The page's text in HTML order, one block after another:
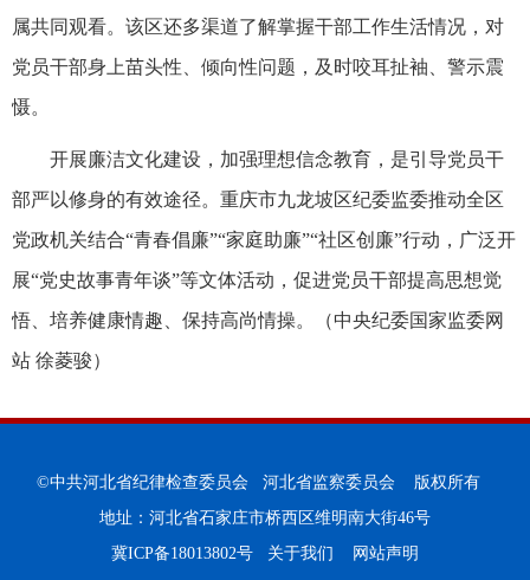
属共同观看。该区还多渠道了解掌握干部工作生活情况，对
党员干部身上苗头性、倾向性问题，及时咬耳扯袖、警示震
慑。
开展廉洁文化建设，加强理想信念教育，是引导党员干
部严以修身的有效途径。重庆市九龙坡区纪委监委推动全区
党政机关结合“青春倡廉”“家庭助廉”“社区创廉”行动，广泛开
展“党史故事青年谈”等文体活动，促进党员干部提高思想觉
悟、培养健康情趣、保持高尚情操。（中央纪委国家监委网
站 徐菱骏）
©中共河北省纪律检查委员会 河北省监察委员会 版权所有
地址：河北省石家庄市桥西区维明南大街46号
冀ICP备18013802号
关于我们 网站声明